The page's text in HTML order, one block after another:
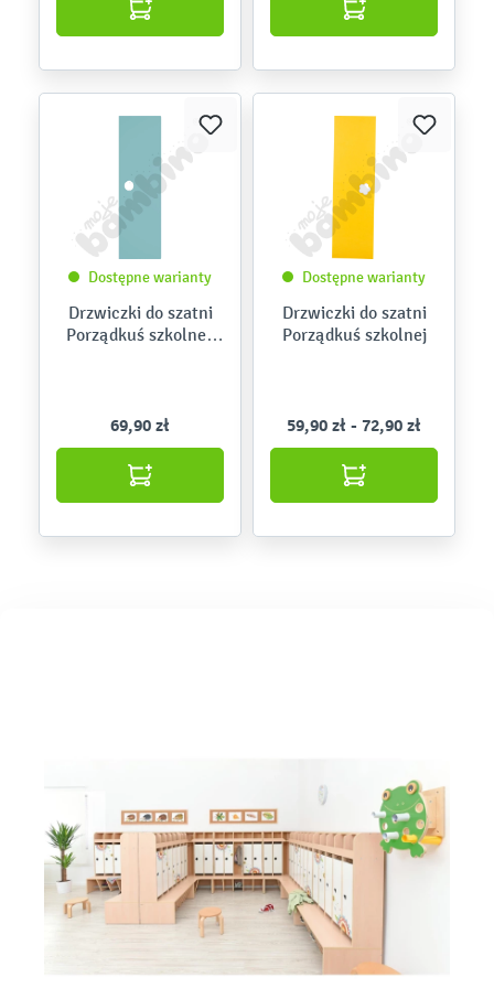
Dostępne warianty
Drzwiczki do szatni
Porządkuś szkolnej,
69,90 zł
Dostępne warianty
Drzwiczki do szatni
Porządkuś szkolnej
59,90 zł - 72,90 zł